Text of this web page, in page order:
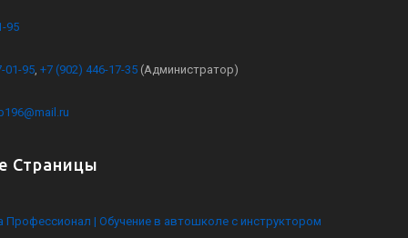
95
01-95, +7 (902) 446-17-35 (Администратор)
Страницы
| Обучение в автошколе с инструктором